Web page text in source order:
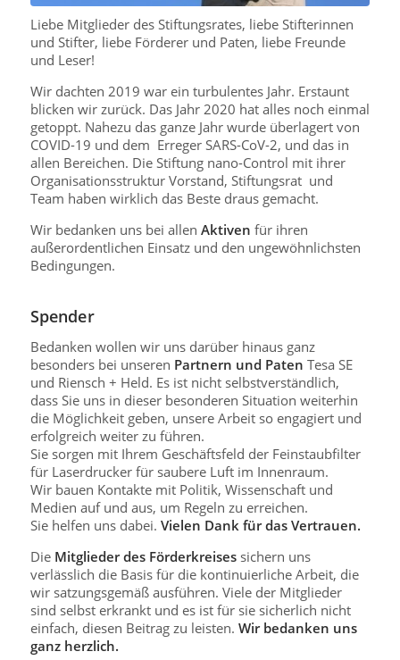
Liebe Mitglieder des Stiftungsrates, liebe Stifterinnen
und Stifter, liebe Förderer und Paten, liebe Freunde
und Leser!
Wir dachten 2019 war ein turbulentes Jahr. Erstaunt
blicken wir zurück. Das Jahr 2020 hat alles noch einmal
getoppt. Nahezu das ganze Jahr wurde überlagert von
COVID-19 und dem Erreger SARS-CoV-2, und das in
allen Bereichen. Die Stiftung nano-Control mit ihrer
Organisationsstruktur Vorstand, Stiftungsrat und
Team haben wirklich das Beste draus gemacht.
Wir bedanken uns bei allen Aktiven für ihren
außerordentlichen Einsatz und den ungewöhnlichsten
Bedingungen.
Spender
Bedanken wollen wir uns darüber hinaus ganz
besonders bei unseren Partnern und Paten Tesa SE
und Riensch + Held. Es ist nicht selbstverständlich,
dass Sie uns in dieser besonderen Situation weiterhin
die Möglichkeit geben, unsere Arbeit so engagiert und
erfolgreich weiter zu führen.
Sie sorgen mit Ihrem Geschäftsfeld der Feinstaubfilter
für Laserdrucker für saubere Luft im Innenraum.
Wir bauen Kontakte mit Politik, Wissenschaft und
Medien auf und aus, um Regeln zu erreichen.
Sie helfen uns dabei. Vielen Dank für das Vertrauen.
Die Mitglieder des Förderkreisessichern uns
verlässlich die Basis für die kontinuierliche Arbeit, die
wir satzungsgemäß ausführen. Viele der Mitglieder
sind selbst erkrankt und es ist für sie sicherlich nicht
einfach, diesen Beitrag zu leisten. Wir bedanken uns
ganz herzlich.